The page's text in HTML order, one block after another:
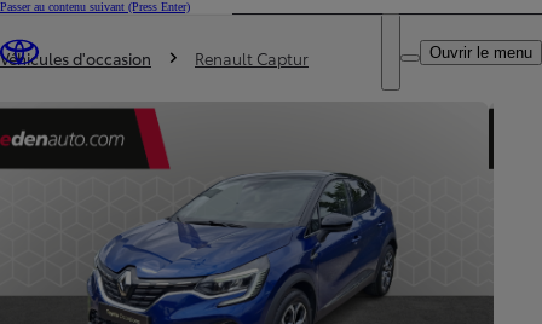
Passer au contenu suivant (Press Enter)
Trouvez un partenaire Toyota
DEALER NAME
Ouvrir le menu
Vous êtes ici
Véhicules d'occasion Renault Captur